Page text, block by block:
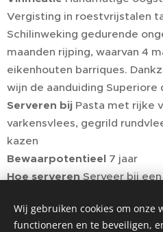
Vergisting in roestvrijstalen
Schilinweking gedurende
maanden rijping, waarvan 4
eikenhouten barriques.
wijn de aanduiding Superiore
Serveren bij Pasta met rijke
varkensvlees, gegrild
kazen
Bewaarpotentieel 7 jaar
Hoe serverenServeer bij een
Wij gebruiken cookies om onze
functioneren en te beveiligen,